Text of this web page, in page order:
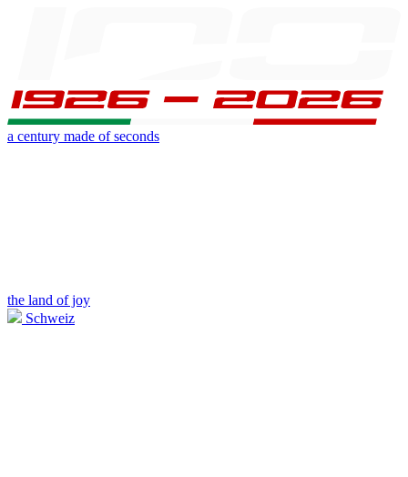
a century made of seconds
the land of joy
Schweiz